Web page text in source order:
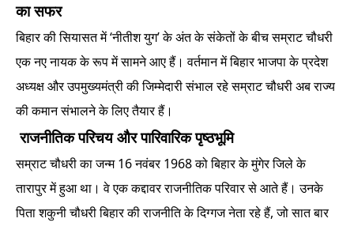
का सफर
बिहार की सियासत में ‘नीतीश युग’ के अंत के संकेतों के बीच सम्राट चौधरी
एक नए नायक के रूप में सामने आए हैं। वर्तमान में बिहार भाजपा के प्रदेश
अध्यक्ष और उपमुख्यमंत्री की जिम्मेदारी संभाल रहे सम्राट चौधरी अब राज्य
की कमान संभालने के लिए तैयार हैं।
राजनीतिक परिचय और पारिवारिक पृष्ठभूमि
सम्राट चौधरी का जन्म 16 नवंबर 1968 को बिहार के मुंगेर जिले के
तारापुर में हुआ था। वे एक कद्दावर राजनीतिक परिवार से आते हैं। उनके
पिता शकुनी चौधरी बिहार की राजनीति के दिग्गज नेता रहे हैं, जो सात बार